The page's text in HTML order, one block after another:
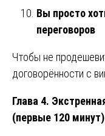
Вы просто
переговоров
Чтобы не
договорённости с
Глава 4.
(первые 120 минут)